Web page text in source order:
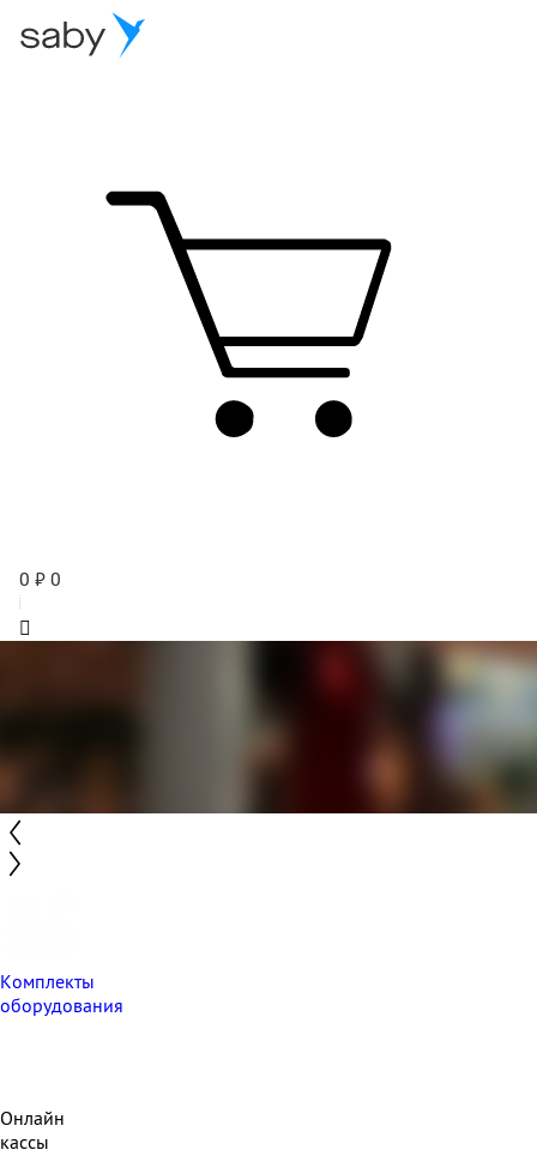
0 ₽ 0
Комплекты
оборудования
Онлайн
кассы